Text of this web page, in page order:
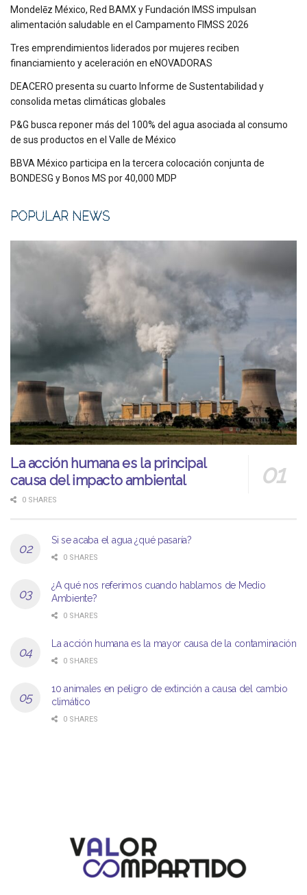
Mondelēz México, Red BAMX y Fundación IMSS impulsan
alimentación saludable en el Campamento FIMSS 2026
Tres emprendimientos liderados por mujeres reciben
financiamiento y aceleración en eNOVADORAS
DEACERO presenta su cuarto Informe de Sustentabilidad y
consolida metas climáticas globales
P&G busca reponer más del 100% del agua asociada al consumo
de sus productos en el Valle de México
BBVA México participa en la tercera colocación conjunta de
BONDESG y Bonos MS por 40,000 MDP
POPULAR NEWS
La acción humana es la principal
causa del impacto ambiental
0 SHARES
Si se acaba el agua ¿qué pasaría?
0 SHARES
¿A qué nos referimos cuando hablamos de Medio
Ambiente?
0 SHARES
La acción humana es la mayor causa de la contaminación
0 SHARES
10 animales en peligro de extinción a causa del cambio
climático
0 SHARES